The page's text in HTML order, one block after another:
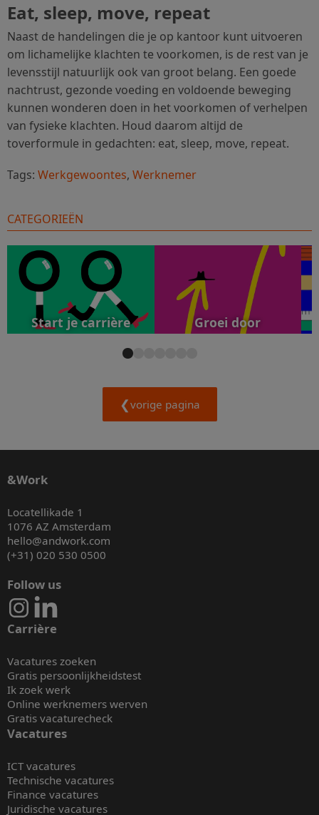
Eat, sleep, move, repeat
Naast de handelingen die je op kantoor kunt uitvoeren
om lichamelijke klachten te voorkomen, is de rest van je
levensstijl natuurlijk ook van groot belang. Een goede
nachtrust, gezonde voeding en voldoende beweging
kunnen wonderen doen in het voorkomen of verhelpen
van fysieke klachten. Houd daarom altijd de
toverformule in gedachten: eat, sleep, move, repeat.
Tags: Werkgewoontes, Werknemer
CATEGORIEËN
Start je carrière Groei door
vorige pagina
&Work
Locatellikade 1
1076 AZ Amsterdam
hello@andwork.com
(+31) 020 530 0500
Follow us
Carrière
Vacatures zoeken
Gratis persoonlijkheidstest
Ik zoek werk
Online werknemers werven
Gratis vacaturecheck
Vacatures
ICT vacatures
Technische vacatures
Finance vacatures
Juridische vacatures